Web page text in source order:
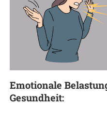
Emotionale
Gesundheit: